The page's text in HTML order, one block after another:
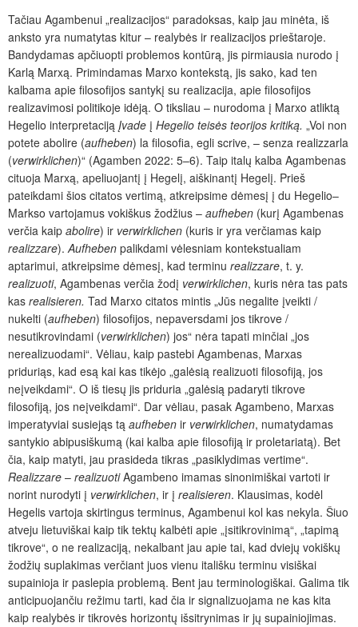
Tačiau Agambenui „realizacijos“ paradoksas, kaip jau minėta, iš
anksto yra numatytas kitur – realybės ir realizacijos prieštaroje.
Bandydamas apčiuopti problemos kontūrą, jis pirmiausia nurodo į
Karlą Marxą. Primindamas Marxo kontekstą, jis sako, kad ten
kalbama apie filosofijos santykį su realizacija, apie filosofijos
realizavimosi politikoje idėją. O tiksliau – nurodoma į Marxo atliktą
Hegelio interpretaciją Įvade į Hegelio teisės teorijos kritiką. „Voi non
potete abolire (aufheben) la filosofia, egli scrive, – senza realizzarla
(verwirklichen)“ (Agamben 2022: 5–6). Taip italų kalba Agambenas
cituoja Marxą, apeliuojantį į Hegelį, aiškinantį Hegelį. Prieš
pateikdami šios citatos vertimą, atkreipsime dėmesį į du Hegelio–
Markso vartojamus vokiškus žodžius – aufheben (kurį Agambenas
verčia kaip abolire) ir verwirklichen (kuris ir yra verčiamas kaip
realizzare).Aufheben palikdami vėlesniam kontekstualiam
aptarimui, atkreipsime dėmesį, kad terminu realizzare, t. y.
realizuoti, Agambenas verčia žodį verwirklichen, kuris nėra tas pats
kas realisieren. Tad Marxo citatos mintis „Jūs negalite įveikti /
nukelti (aufheben) filosofijos, nepaversdami jos tikrove /
nesutikrovindami (verwirklichen) jos“ nėra tapati minčiai „jos
nerealizuodami“. Vėliau, kaip pastebi Agambenas, Marxas
priduriąs, kad esą kai kas tikėjo „galėsią realizuoti filosofiją, jos
neįveikdami“. O iš tiesų jis priduria „galėsią padaryti tikrove
filosofiją, jos neįveikdami“. Dar vėliau, pasak Agambeno, Marxas
imperatyviai susiejąs tą aufheben ir verwirklichen, numatydamas
santykio abipusiškumą (kai kalba apie filosofiją ir proletariatą). Bet
čia, kaip matyti, jau prasideda tikras „pasiklydimas vertime“.
Realizzare – realizuotiAgambeno imamas sinonimiškai vartoti ir
norint nurodyti į verwirklichen, ir į realisieren. Klausimas, kodėl
Hegelis vartoja skirtingus terminus, Agambenui kol kas nekyla. Šiuo
atveju lietuviškai kaip tik tektų kalbėti apie „įsitikrovinimą“, „tapimą
tikrove“, o ne realizaciją, nekalbant jau apie tai, kad dviejų vokiškų
žodžių suplakimas verčiant juos vienu itališku terminu visiškai
supainioja ir paslepia problemą. Bent jau terminologiškai. Galima tik
anticipuojančiu režimu tarti, kad čia ir signalizuojama ne kas kita
kaip realybės ir tikrovės horizontų išsitrynimas ir jų supainiojimas.